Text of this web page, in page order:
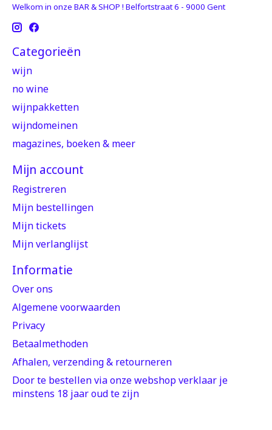
Welkom in onze BAR & SHOP ! Belfortstraat 6 - 9000 Gent
Categorieën
wijn
no wine
wijnpakketten
wijndomeinen
magazines, boeken & meer
Mijn account
Registreren
Mijn bestellingen
Mijn tickets
Mijn verlanglijst
Informatie
Over ons
Algemene voorwaarden
Privacy
Betaalmethoden
Afhalen, verzending & retourneren
Door te bestellen via onze webshop verklaar je
minstens 18 jaar oud te zijn